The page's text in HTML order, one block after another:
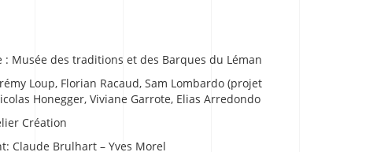
: Musée des traditions et des Barques du Léman
Loup, Florian Racaud, Sam Lombardo (projet
Honegger, Viviane Garrote, Elias Arredondo
Création
Claude Brulhart – Yves Morel